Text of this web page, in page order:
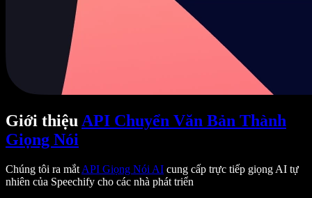
Giới thiệu API Chuyển Văn Bản Thành
Giọng Nói
Chúng tôi ra mắt API Giọng Nói AI cung cấp trực tiếp giọng AI tự
nhiên của Speechify cho các nhà phát triển